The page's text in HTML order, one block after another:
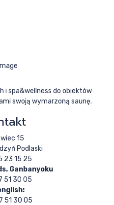
i spa&wellness do obiektów
swoją wymarzoną saunę.
15
Podlaski
23 15 25
Ganbanyoku
51 30 05
51 30 05